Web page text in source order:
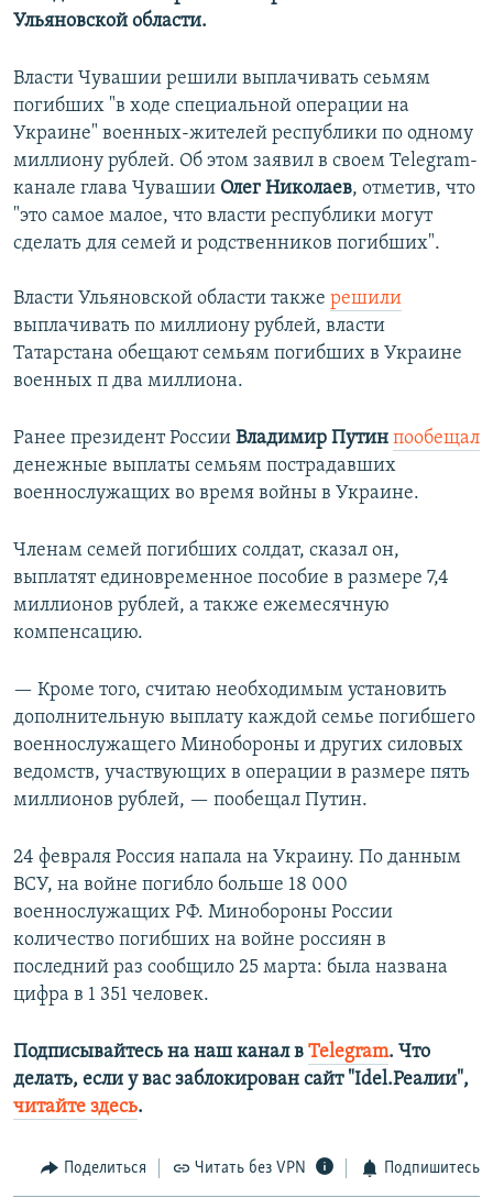
Ульяновской области.
Власти Чувашии решили выплачивать сеьмям
погибших "в ходе специальной операции на
Украине" военных-жителей республики по одному
миллиону рублей. Об этом заявил в своем Telegram-
канале глава Чувашии Олег Николаев, отметив, что
"это самое малое, что власти республики могут
сделать для семей и родственников погибших".
Власти Ульяновской области также решили
выплачивать по миллиону рублей, власти
Татарстана обещают семьям погибших в Украине
военных п два миллиона.
Ранее президент России Владимир Путин пообещал
денежные выплаты семьям пострадавших
военнослужащих во время войны в Украине.
Членам семей погибших солдат, сказал он,
выплатят единовременное пособие в размере 7,4
миллионов рублей, а также ежемесячную
компенсацию.
— Кроме того, считаю необходимым установить
дополнительную выплату каждой семье погибшего
военнослужащего Минобороны и других силовых
ведомств, участвующих в операции в размере пять
миллионов рублей, — пообещал Путин.
24 февраля Россия напала на Украину. По данным
ВСУ, на войне погибло больше 18 000
военнослужащих РФ. Минобороны России
количество погибших на войне россиян в
последний раз сообщило 25 марта: была названа
цифра в 1 351 человек.
Подписывайтесь на наш канал в Telegram. Что
делать, если у вас заблокирован сайт "Idel.Реалии",
читайте здесь.
Поделиться Читать без VPN Подпишитесь